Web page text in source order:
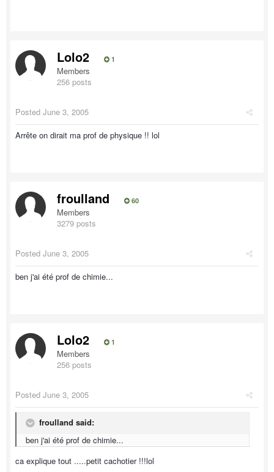
Lolo2 1
Members
256 posts
Posted June 3, 2005
Arrête on dirait ma prof de physique !! lol
froulland 60
Members
3279 posts
Posted June 3, 2005
ben j'ai été prof de chimie...
Lolo2 1
Members
256 posts
Posted June 3, 2005
froulland said:
ben j'ai été prof de chimie...
ca explique tout .....petit cachotier !!!lol